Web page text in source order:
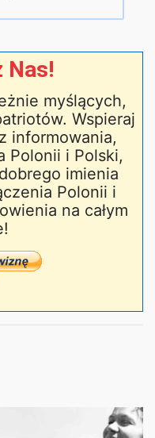
Nas!
myślących,
Wspieraj
informowania,
Polonii i Polski,
imienia
Polonii i
na całym